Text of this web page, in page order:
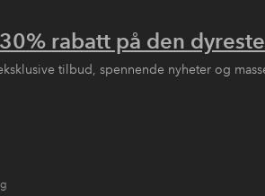
30% rabatt på den
tilbud, spennende nyheter og